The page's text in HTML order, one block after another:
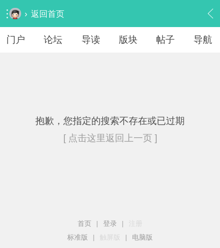
› 返回首页
门户 论坛 导读 版块 帖子 导航
抱歉，您指定的搜索不存在或已过期
[ 点击这里返回上一页 ]
首页 | 登录 |
注册
标准版
| 触屏版 | 电脑版